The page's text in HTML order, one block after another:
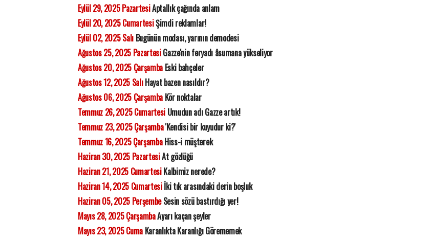
Eylül 29, 2025 PazartesiAptallık çağında anlam
Eylül 20, 2025 CumartesiŞimdi reklamlar!
Eylül 02, 2025 SalıBugünün modası, yarının demodesi
Ağustos 25, 2025 PazartesiGazze'nin feryadı âsumana yükseliyor
Ağustos 20, 2025 Çarşamba Eski bahçeler
Ağustos 12, 2025 SalıHayat bazen nasıldır?
Ağustos 06, 2025 Çarşamba Kör noktalar
Temmuz 26, 2025 Cumartesi Umudun adı Gazze artık!
Temmuz 23, 2025 Çarşamba'Kendisi bir kuyudur ki?'
Temmuz 16, 2025 ÇarşambaHiss-i müşterek
Haziran 30, 2025 PazartesiAt gözlüğü
Haziran 21, 2025 CumartesiKalbimiz nerede?
Haziran 14, 2025 Cumartesiİki tık arasındaki derin boşluk
Haziran 05, 2025 PerşembeSesin sözü bastırdığı yer!
Mayıs 28, 2025 ÇarşambaAyarı kaçan şeyler
Mayıs 23, 2025 CumaKaranlıkta Karanlığı Görememek